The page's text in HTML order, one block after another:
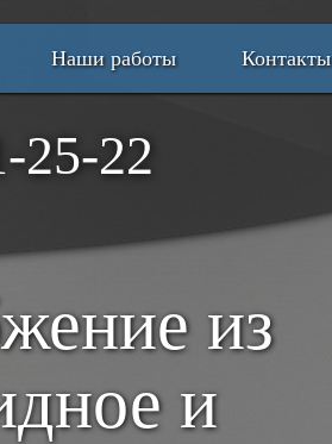
Наши работы Контакты
25-22
из
и